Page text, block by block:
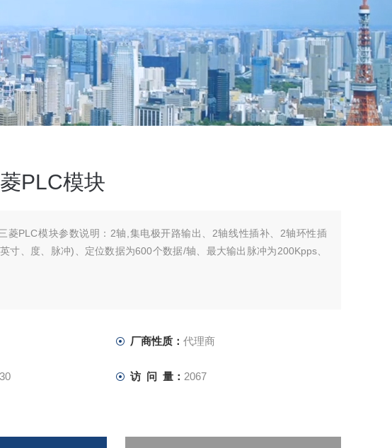
PLC模块
菱PLC模块参数说明：2轴,集电极开路输出、2轴线性插补、2轴环性插
寸、度、脉冲)、定位数据为600个数据/轴、最大输出脉冲为200Kpps、
厂商性质： 代理商
访 问 量： 2067